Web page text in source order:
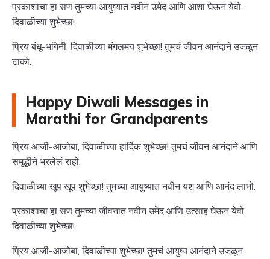
प्रकाशाचा हा सण तुमच्या आयुष्यात नवीन उमेद आणि आशा घेऊन येवो.
दिवाळीच्या शुभेच्छा!
प्रिय बंधू-भगिनी, दिवाळीच्या मंगलमय शुभेच्छा! तुमचं जीवन आनंदाने उजळून
टाको.
Happy Diwali Messages in
Marathi for Grandparents
प्रिय आजी-आजोबा, दिवाळीच्या हार्दिक शुभेच्छा! तुमचं जीवन आनंदाने आणि
समृद्धीने भरलेलं राहो.
दिवाळीच्या खूप खूप शुभेच्छा! तुमच्या आयुष्यात नवीन यश आणि आनंद लाभो.
प्रकाशाचा हा सण तुमच्या जीवनात नवीन उमेद आणि उत्साह घेऊन येवो.
दिवाळीच्या शुभेच्छा!
प्रिय आजी-आजोबा, दिवाळीच्या शुभेच्छा! तुमचं आयुष्य आनंदाने उजळून